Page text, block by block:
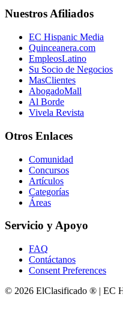
Nuestros Afiliados
EC Hispanic Media
Quinceanera.com
EmpleosLatino
Su Socio de Negocios
MasClientes
AbogadoMall
Al Borde
Vivela Revista
Otros Enlaces
Comunidad
Concursos
Artículos
Categorías
Áreas
Servicio y Apoyo
FAQ
Contáctanos
Consent Preferences
© 2026 ElClasificado ® | EC